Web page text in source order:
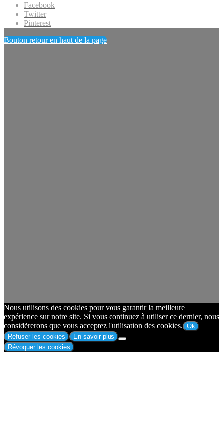
Facebook
Twitter
Pinterest
Bouton retour en haut de la page
Nous utilisons des cookies pour vous garantir la meilleure
expérience sur notre site. Si vous continuez à utiliser ce dernier, nous
considérerons que vous acceptez l'utilisation des cookies. Ok
Refuser les cookies
En savoir plus
Révoquer les cookies